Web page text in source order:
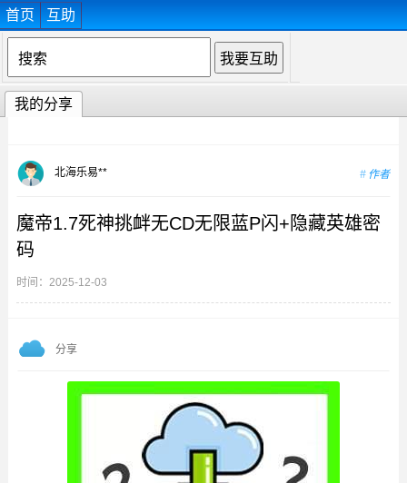
首页 互助
我的分享
魔帝1.7死神挑衅无CD无限蓝P闪+隐藏英雄密
码
时间：2025-12-03
北海乐易** 作者
分享